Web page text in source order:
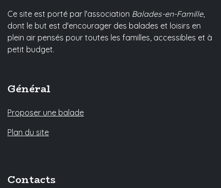
Ce site est porté par l'association Balades-en-Famille,
dont le but est d'encourager des balades et loisirs en
plein air pensés pour toutes les familles, accessibles et à
petit budget.
Général
Proposer une balade
Plan du site
Contacts